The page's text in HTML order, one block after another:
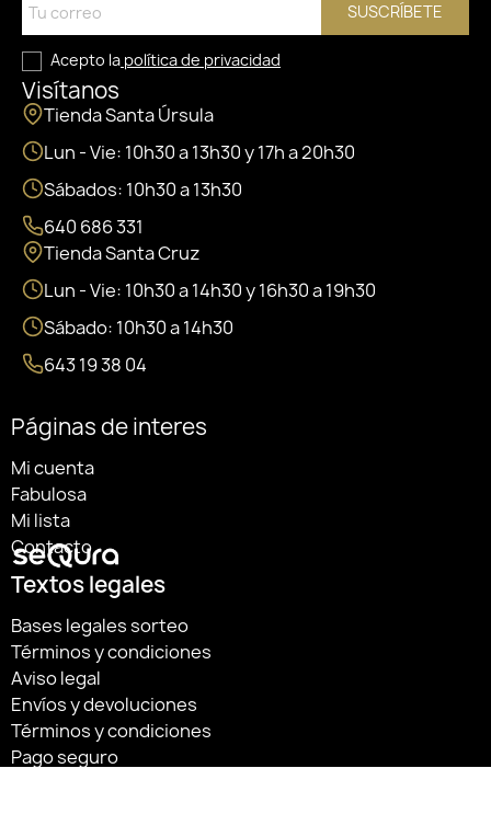
SUSCRÍBETE
Acepto la política de privacidad
Visítanos
Tienda Santa Úrsula
Lun - Vie: 10h30 a 13h30 y 17h a 20h30
Sábados: 10h30 a 13h30
640 686 331
Tienda Santa Cruz
Lun - Vie: 10h30 a 14h30 y 16h30 a 19h30
Sábado: 10h30 a 14h30
643 19 38 04
Páginas de interes
Mi cuenta
Fabulosa
Mi lista
Contacto
Textos legales
Bases legales sorteo
Términos y condiciones
Aviso legal
Envíos y devoluciones
Términos y condiciones
Pago seguro